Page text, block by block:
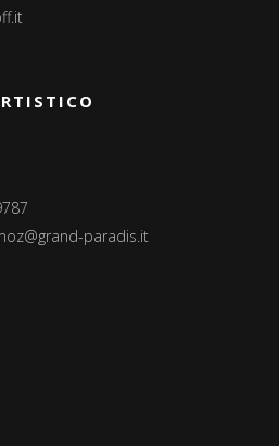
paradis.it